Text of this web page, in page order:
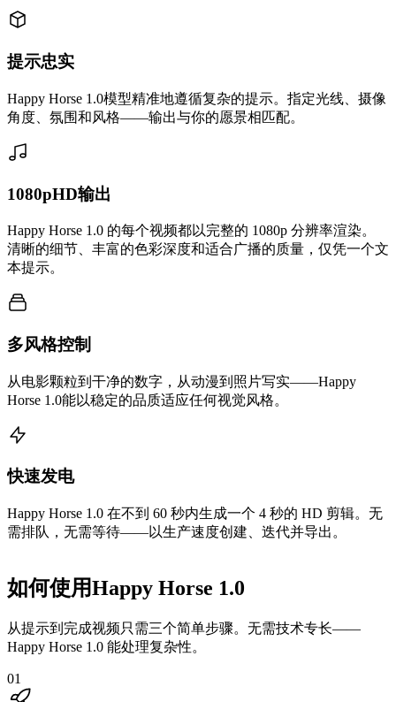
提示忠实
Happy Horse 1.0模型精准地遵循复杂的提示。指定光线、摄像
角度、氛围和风格——输出与你的愿景相匹配。
1080pHD输出
Happy Horse 1.0 的每个视频都以完整的 1080p 分辨率渲染。
清晰的细节、丰富的色彩深度和适合广播的质量，仅凭一个文
本提示。
多风格控制
从电影颗粒到干净的数字，从动漫到照片写实——Happy
Horse 1.0能以稳定的品质适应任何视觉风格。
快速发电
Happy Horse 1.0 在不到 60 秒内生成一个 4 秒的 HD 剪辑。无
需排队，无需等待——以生产速度创建、迭代并导出。
如何使用Happy Horse 1.0
从提示到完成视频只需三个简单步骤。无需技术专长——
Happy Horse 1.0 能处理复杂性。
01